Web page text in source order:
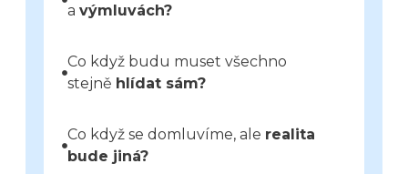
avýmluvách?
Co když budu muset všechno
stejně hlídat sám?
Co když se domluvíme, ale realita
bude jiná?